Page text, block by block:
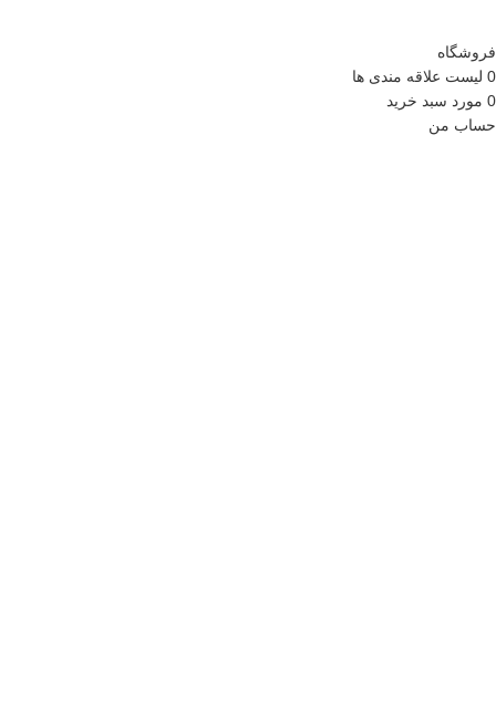
فروشگاه
0 لیست علاقه مندی ها
0 مورد سبد خرید
حساب من